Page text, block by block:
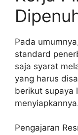
Pada
standard
saja syarat
yang harus
berikut supaya
Pengajaran